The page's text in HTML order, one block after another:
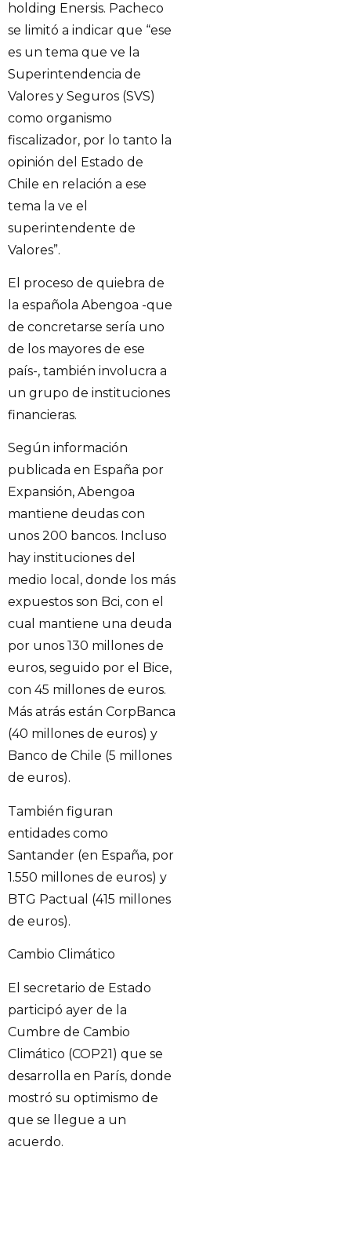
holding Enersis. Pacheco
se limitó a indicar que “ese
es un tema que ve la
Superintendencia de
Valores y Seguros (SVS)
como organismo
fiscalizador, por lo tanto la
opinión del Estado de
Chile en relación a ese
tema la ve el
superintendente de
Valores”.
El proceso de quiebra de
la española Abengoa -que
de concretarse sería uno
de los mayores de ese
país-, también involucra a
un grupo de instituciones
financieras.
Según información
publicada en España por
Expansión, Abengoa
mantiene deudas con
unos 200 bancos. Incluso
hay instituciones del
medio local, donde los más
expuestos son Bci, con el
cual mantiene una deuda
por unos 130 millones de
euros, seguido por el Bice,
con 45 millones de euros.
Más atrás están CorpBanca
(40 millones de euros) y
Banco de Chile (5 millones
de euros).
También figuran
entidades como
Santander (en España, por
1.550 millones de euros) y
BTG Pactual (415 millones
de euros).
Cambio Climático
El secretario de Estado
participó ayer de la
Cumbre de Cambio
Climático (COP21) que se
desarrolla en París, donde
mostró su optimismo de
que se llegue a un
acuerdo.